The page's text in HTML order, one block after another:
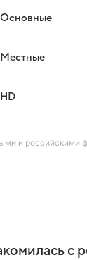
Основные
Местные
HD
и
с